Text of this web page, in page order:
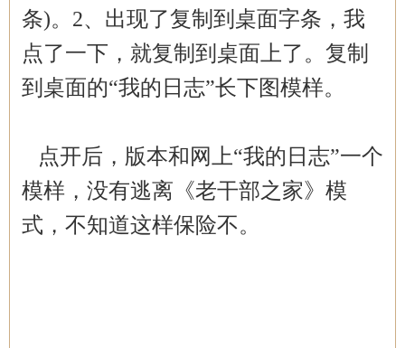
条)。2、出现了复制到桌面字条，我
点了一下，就复制到桌面上了。复制
到桌面的“我的日志”长下图模样。
点开后，版本和网上“我的日志”一个
模样，没有逃离《老干部之家》模
式，不知道这样保险不。